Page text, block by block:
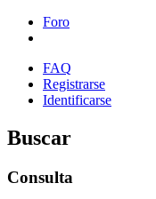
Foro
FAQ
Registrarse
Identificarse
Buscar
Consulta